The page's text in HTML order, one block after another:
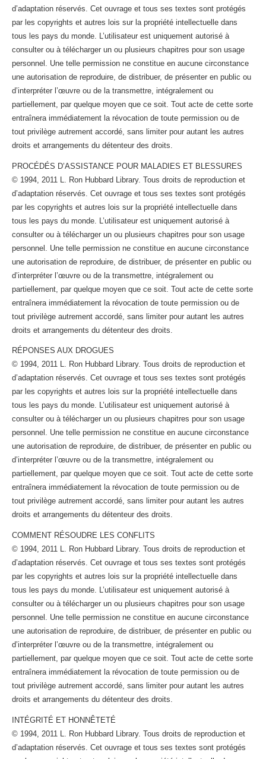
d’adaptation réservés. Cet ouvrage et tous ses textes sont protégés
par les copyrights et autres lois sur la propriété intellectuelle dans
tous les pays du monde. L’utilisateur est uniquement autorisé à
consulter ou à télécharger un ou plusieurs chapitres pour son usage
personnel. Une telle permission ne constitue en aucune circonstance
une autorisation de reproduire, de distribuer, de présenter en public ou
d’interpréter l’œuvre ou de la transmettre, intégralement ou
partiellement, par quelque moyen que ce soit. Tout acte de cette sorte
entraînera immédiatement la révocation de toute permission ou de
tout privilège autrement accordé, sans limiter pour autant les autres
droits et arrangements du détenteur des droits.
PROCÉDÉS D’ASSISTANCE POUR MALADIES ET BLESSURES
© 1994, 2011 L. Ron Hubbard Library. Tous droits de reproduction et
d’adaptation réservés. Cet ouvrage et tous ses textes sont protégés
par les copyrights et autres lois sur la propriété intellectuelle dans
tous les pays du monde. L’utilisateur est uniquement autorisé à
consulter ou à télécharger un ou plusieurs chapitres pour son usage
personnel. Une telle permission ne constitue en aucune circonstance
une autorisation de reproduire, de distribuer, de présenter en public ou
d’interpréter l’œuvre ou de la transmettre, intégralement ou
partiellement, par quelque moyen que ce soit. Tout acte de cette sorte
entraînera immédiatement la révocation de toute permission ou de
tout privilège autrement accordé, sans limiter pour autant les autres
droits et arrangements du détenteur des droits.
RÉPONSES AUX DROGUES
© 1994, 2011 L. Ron Hubbard Library. Tous droits de reproduction et
d’adaptation réservés. Cet ouvrage et tous ses textes sont protégés
par les copyrights et autres lois sur la propriété intellectuelle dans
tous les pays du monde. L’utilisateur est uniquement autorisé à
consulter ou à télécharger un ou plusieurs chapitres pour son usage
personnel. Une telle permission ne constitue en aucune circonstance
une autorisation de reproduire, de distribuer, de présenter en public ou
d’interpréter l’œuvre ou de la transmettre, intégralement ou
partiellement, par quelque moyen que ce soit. Tout acte de cette sorte
entraînera immédiatement la révocation de toute permission ou de
tout privilège autrement accordé, sans limiter pour autant les autres
droits et arrangements du détenteur des droits.
COMMENT RÉSOUDRE LES CONFLITS
© 1994, 2011 L. Ron Hubbard Library. Tous droits de reproduction et
d’adaptation réservés. Cet ouvrage et tous ses textes sont protégés
par les copyrights et autres lois sur la propriété intellectuelle dans
tous les pays du monde. L’utilisateur est uniquement autorisé à
consulter ou à télécharger un ou plusieurs chapitres pour son usage
personnel. Une telle permission ne constitue en aucune circonstance
une autorisation de reproduire, de distribuer, de présenter en public ou
d’interpréter l’œuvre ou de la transmettre, intégralement ou
partiellement, par quelque moyen que ce soit. Tout acte de cette sorte
entraînera immédiatement la révocation de toute permission ou de
tout privilège autrement accordé, sans limiter pour autant les autres
droits et arrangements du détenteur des droits.
INTÉGRITÉ ET HONNÊTETÉ
© 1994, 2011 L. Ron Hubbard Library. Tous droits de reproduction et
d’adaptation réservés. Cet ouvrage et tous ses textes sont protégés